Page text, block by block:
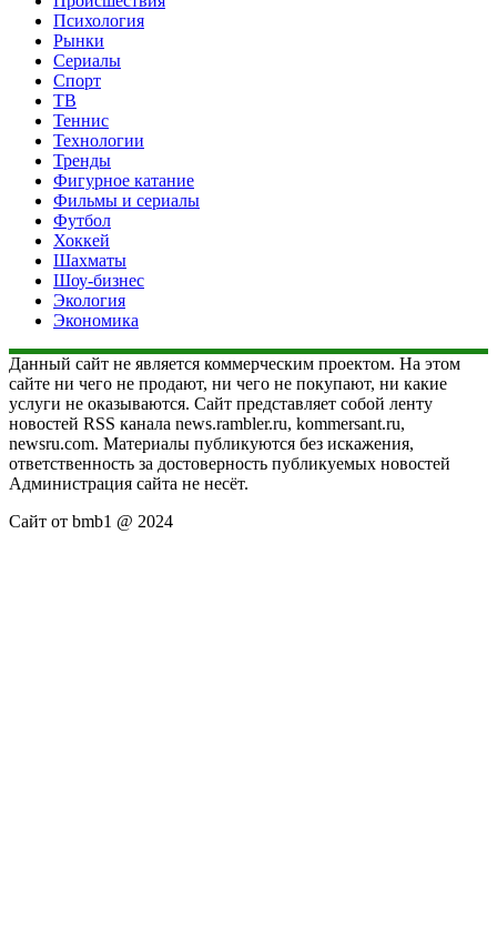
Психология
Рынки
Сериалы
Спорт
ТВ
Теннис
Технологии
Тренды
Фигурное катание
Фильмы и сериалы
Футбол
Хоккей
Шахматы
Шоу-бизнес
Экология
Экономика
Данный сайт не является коммерческим проектом. На этом
сайте ни чего не продают, ни чего не покупают, ни какие
услуги не оказываются. Сайт представляет собой ленту
новостей RSS канала news.rambler.ru, kommersant.ru,
newsru.com. Материалы публикуются без искажения,
ответственность за достоверность публикуемых новостей
Администрация сайта не несёт.
Сайт от bmb1 @ 2024